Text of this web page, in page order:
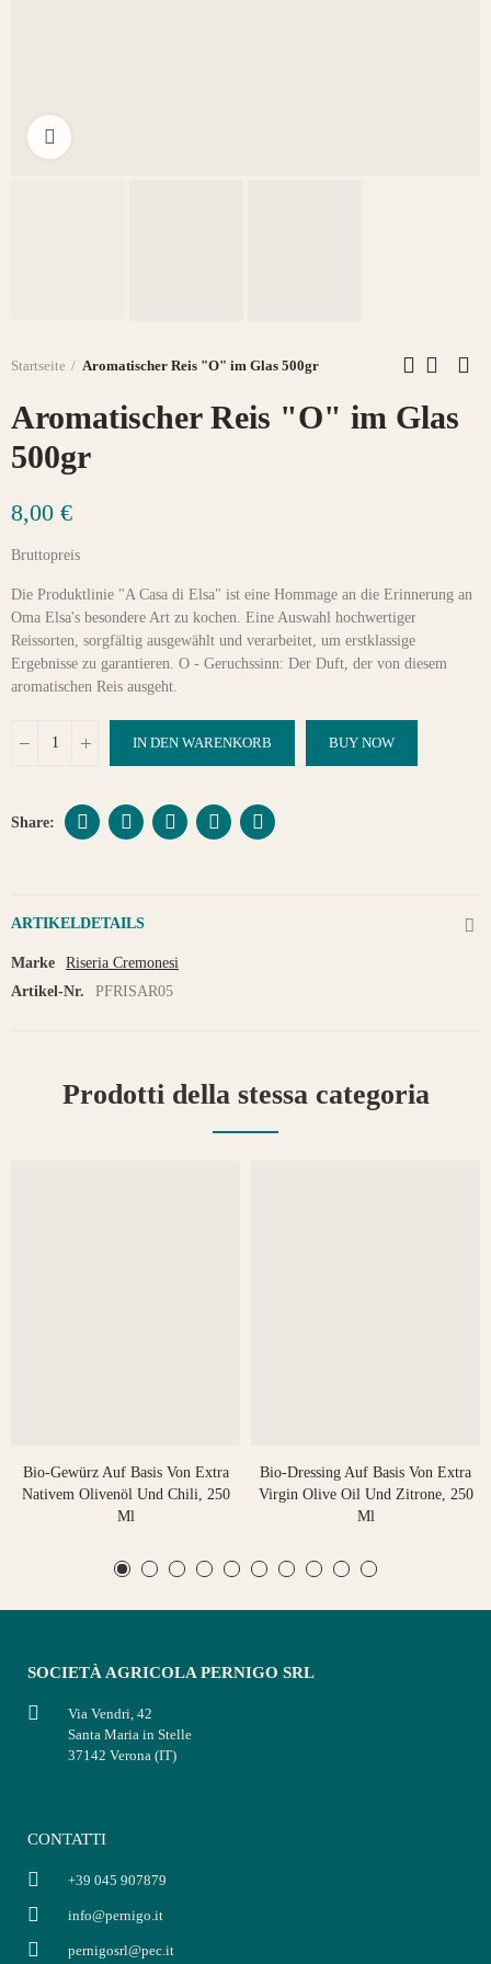
Startseite Aromatischer Reis "O" im Glas 500gr
Aromatischer Reis "O" im Glas
500gr
8,00 €
Bruttopreis
Die Produktlinie "A Casa di Elsa" ist eine Hommage an die Erinnerung an
Oma Elsa's besondere Art zu kochen. Eine Auswahl hochwertiger
Reissorten, sorgfältig ausgewählt und verarbeitet, um erstklassige
Ergebnisse zu garantieren. O - Geruchssinn: Der Duft, der von diesem
aromatischen Reis ausgeht.
IN DEN WARENKORB BUY NOW
ARTIKELDETAILS
Marke
Riseria Cremonesi
Artikel-Nr.
PFRISAR05
Prodotti della stessa categoria
Bio-Gewürz Auf Basis Von Extra
Nativem Olivenöl Und Chili, 250
Ml
Bio-Dressing Auf Basis Von Extra
Virgin Olive Oil Und Zitrone, 250
Ml
SOCIETÀ AGRICOLA PERNIGO SRL
Via Vendri, 42
Santa Maria in Stelle
37142 Verona (IT)
CONTATTI
+39 045 907879
info@pernigo.it
pernigosrl@pec.it